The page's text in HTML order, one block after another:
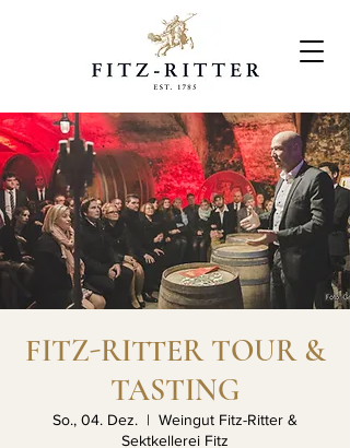
FITZ-RITTER TOUR &
TASTING
So., 04. Dez.
  |
Weingut Fitz-Ritter &
Sektkellerei Fitz